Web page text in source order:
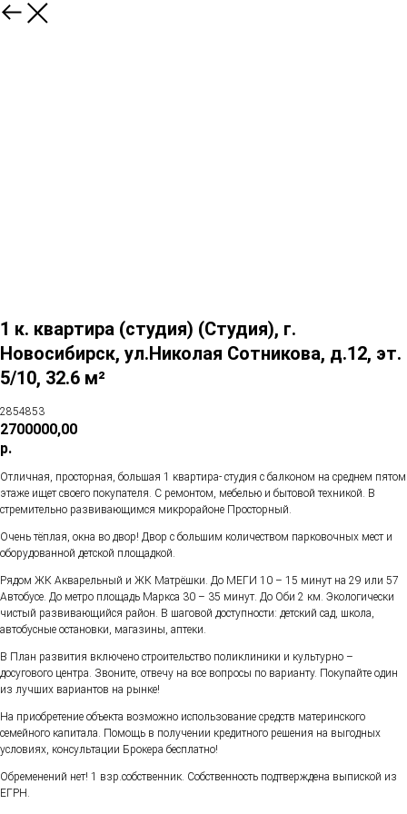
1 к. квартира (студия) (Студия), г.
Новосибирск, ул.Николая Сотникова, д.12, эт.
5/10, 32.6 м²
2854853
2700000,00
р.
Отличная, просторная, большая 1 квартира- студия с балконом на среднем пятом
этаже ищет своего покупателя. С ремонтом, мебелью и бытовой техникой. В
стремительно развивающимся микрорайоне Просторный.
Очень тёплая, окна во двор! Двор с большим количеством парковочных мест и
оборудованной детской площадкой.
Рядом ЖК Акварельный и ЖК Матрёшки. До МЕГИ 10 – 15 минут на 29 или 57
Автобусе. До метро площадь Маркса 30 – 35 минут. До Оби 2 км. Экологически
чистый развивающийся район. В шаговой доступности: детский сад, школа,
автобусные остановки, магазины, аптеки.
В План развития включено строительство поликлиники и культурно –
досугового центра. Звоните, отвечу на все вопросы по варианту. Покупайте один
из лучших вариантов на рынке!
На приобретение объекта возможно использование средств материнского
семейного капитала. Помощь в получении кредитного решения на выгодных
условиях, консультации Брокера бесплатно!
Обременений нет! 1 взр.собственник. Собственность подтверждена выпиской из
ЕГРН.